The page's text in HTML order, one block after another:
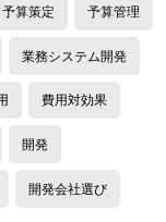
予算策定 予算管理
業務システム開発
費用対効果
開発
開発会社選び